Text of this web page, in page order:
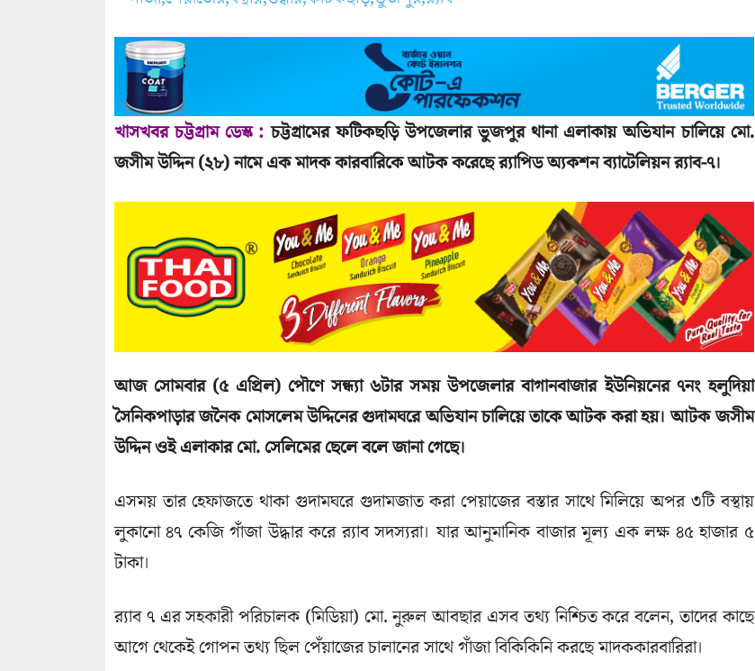
খাসখবর চট্টগ্রাম ডেস্ক : চট্টগ্রামের ফটিকছড়ি উপজেলার ভুজপুর থানা এলাকায় অভিযান চালিয়ে মো.
জসীম উদ্দিন (২৮) নামে এক মাদক কারবারিকে আটক করেছে র‌্যাপিড অ্যকশন ব্যাটেলিয়ন র‌্যাব-৭।
আজ সোমবার (৫ এপ্রিল) পৌণে সন্ধ্যা ৬টার সময় উপজেলার বাগানবাজার ইউনিয়নের ৭নং হলুদিয়া
সৈনিকপাড়ার জনৈক মোসলেম উদ্দিনের গুদামঘরে অভিযান চালিয়ে তাকে আটক করা হয়। আটক জসীম
উদ্দিন ওই এলাকার মো. সেলিমের ছেলে বলে জানা গেছে।
এসময় তার হেফাজতে থাকা গুদামঘরে গুদামজাত করা পেয়াজের বস্তার সাথে মিলিয়ে অপর ৩টি বস্থায়
লুকানো ৪৭ কেজি গাঁজা উদ্ধার করে র‌্যাব সদস্যরা। যার আনুমানিক বাজার মূল্য এক লক্ষ ৪৫ হাজার ৫
টাকা।
র‌্যাব ৭ এর সহকারী পরিচালক (মিডিয়া) মো. নুরুল আবছার এসব তথ্য নিশ্চিত করে বলেন, তাদের কাছে
আগে থেকেই গোপন তথ্য ছিল পেঁয়াজের চালানের সাথে গাঁজা বিকিকিনি করছে মাদককারবারিরা।